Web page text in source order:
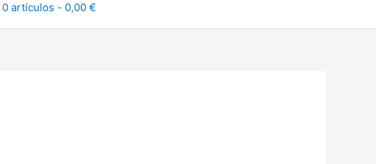
0 artículos 0,00 €